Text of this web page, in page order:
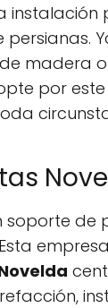
instalación
persianas.
madera o
por
soporte de